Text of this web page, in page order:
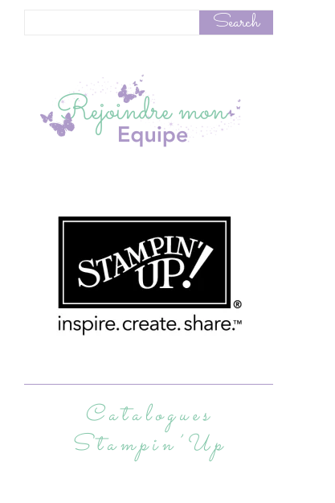
Catalogues
Stampin’Up